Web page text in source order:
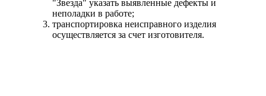
"Звезда" указать выявленные дефекты и
неполадки в работе;
транспортировка неисправного изделия
осуществляется за счет изготовителя.